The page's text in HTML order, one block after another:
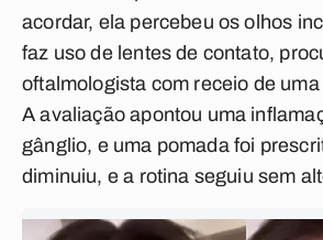
acordar, ela percebeu os olhos
faz uso de lentes de contato,
oftalmologista com receio de
A avaliação apontou uma
gânglio, e uma pomada foi
diminuiu, e a rotina seguiu sem